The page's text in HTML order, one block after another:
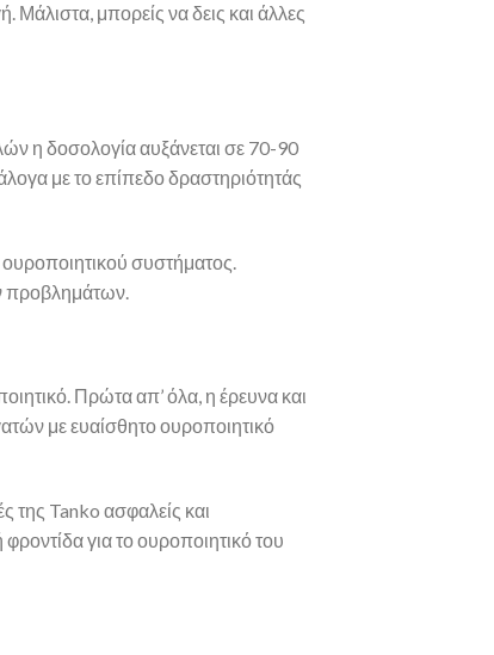
Μάλιστα, μπορείς να δεις και άλλες
η δοσολογία αυξάνεται σε 70-90
με το επίπεδο δραστηριότητάς
συστήματος.
προβλημάτων.
Πρώτα απ’ όλα, η έρευνα και
με ευαίσθητο ουροποιητικό
της Tanko ασφαλείς και
για το ουροποιητικό του